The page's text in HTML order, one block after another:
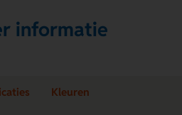
informatie
Kleuren